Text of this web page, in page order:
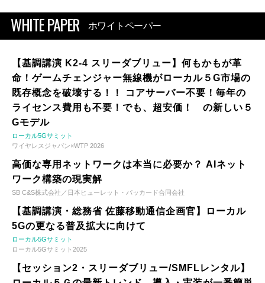
WHITE PAPER ホワイトペーパー
【基調講演 K2-4 スリーダブリュー】何もかもが革
命！ゲームチェンジャー無線機がローカル５G市場の
既存概念を破壊する！！ コアサーバー不要！毎年の
ライセンス費用も不要！でも、超安価！ の新しい５
Gモデル
ローカル5Gサミット
ワイヤレスジャパン×WTP 2026
高価な専用ネットワークは本当に必要か？ AIネット
ワーク構築の現実解
SB C&S株式会社／日本ヒューレット・パッカード合同会社
【基調講演・総務省 佐藤移動通信企画官】ローカル
5Gの更なる普及拡大に向けて
ローカル5Gサミット
ローカル5Gサミット2025
【セッション2・スリーダブリュー/SMFLレンタル】